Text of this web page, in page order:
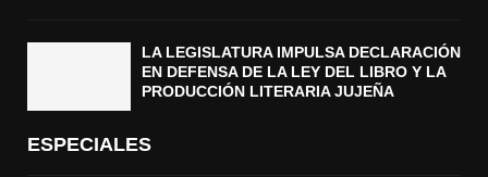
LA LEGISLATURA IMPULSA DECLARACIÓN
EN DEFENSA DE LA LEY DEL LIBRO Y LA
PRODUCCIÓN LITERARIA JUJEÑA
ESPECIALES